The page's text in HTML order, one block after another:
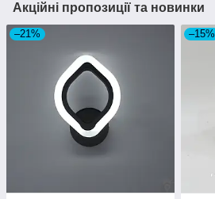
Акційні пропозиції та новинки
–21% –15%